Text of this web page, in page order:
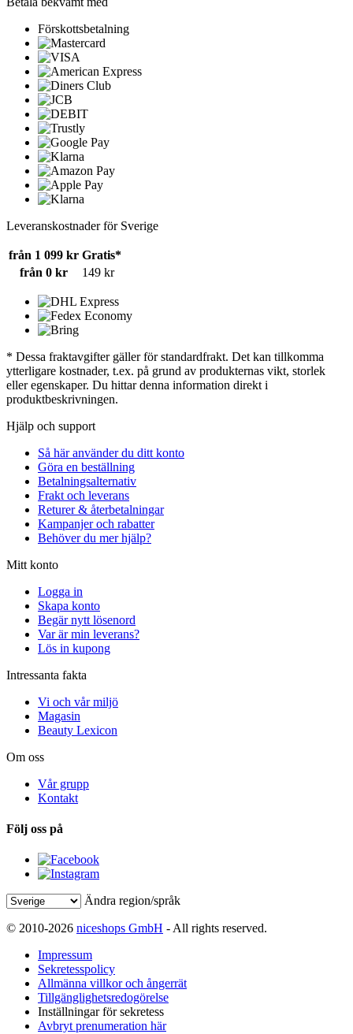
Förskottsbetalning
Leveranskostnader för Sverige
från 1 099 kr Gratis*
från 0 kr
149 kr
* Dessa fraktavgifter gäller för standardfrakt. Det kan tillkomma
ytterligare kostnader, t.ex. på grund av produkternas vikt, storlek
eller egenskaper. Du hittar denna information direkt i
produktbeskrivningen.
Hjälp och support
Så här använder du ditt konto
Göra en beställning
Betalningsalternativ
Frakt och leverans
Returer & återbetalningar
Kampanjer och rabatter
Behöver du mer hjälp?
Mitt konto
Logga in
Skapa konto
Begär nytt lösenord
Var är min leverans?
Lös in kupong
Intressanta fakta
Vi och vår miljö
Magasin
Beauty Lexicon
Om oss
Vår grupp
Kontakt
Följ oss på
Ändra region/språk
© 2010-2026 niceshops GmbH - All rights reserved.
Impressum
Sekretesspolicy
Allmänna villkor och ångerrät
Tillgänglighetsredogörelse
Inställningar för sekretess
Avbryt prenumeration här